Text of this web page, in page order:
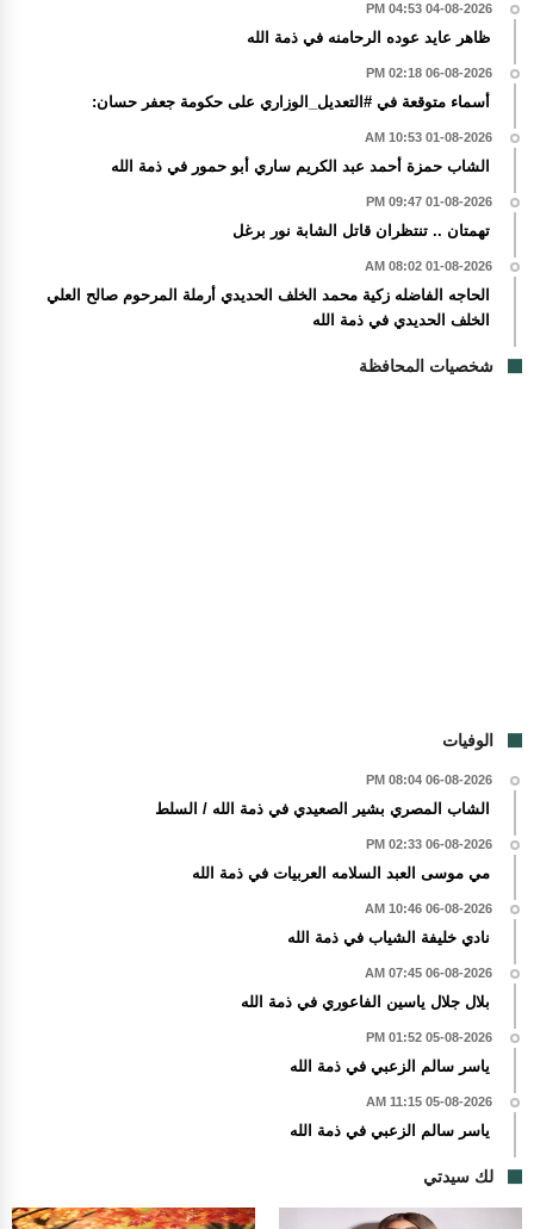
04-08-2026 04:53 PM
ظاهر عايد عوده الرحامنه في ذمة الله
06-08-2026 02:18 PM
أسماء متوقعة في #التعديل_الوزاري على حكومة جعفر حسان:
01-08-2026 10:53 AM
الشاب حمزة أحمد عبد الكريم ساري أبو حمور في ذمة الله
01-08-2026 09:47 PM
تهمتان .. تنتظران قاتل الشابة نور برغل
01-08-2026 08:02 AM
الحاجه الفاضله زكية محمد الخلف الحديدي أرملة المرحوم صالح العلي
الخلف الحديدي في ذمة الله
شخصيات المحافظة
الوفيات
06-08-2026 08:04 PM
الشاب المصري بشير الصعيدي في ذمة الله / السلط
06-08-2026 02:33 PM
مي موسى العبد السلامه العربيات في ذمة الله
06-08-2026 10:46 AM
نادي خليفة الشياب في ذمة الله
06-08-2026 07:45 AM
بلال جلال ياسين الفاعوري في ذمة الله
05-08-2026 01:52 PM
ياسر سالم الزعبي في ذمة الله
05-08-2026 11:15 AM
ياسر سالم الزعبي في ذمة الله
لك سيدتي